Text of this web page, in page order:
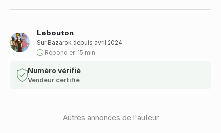
Lebouton
Sur Bazarok depuis avril 2024.
Répond en 15 min
Numéro vérifié
Vendeur certifié
Autres annonces de l'auteur